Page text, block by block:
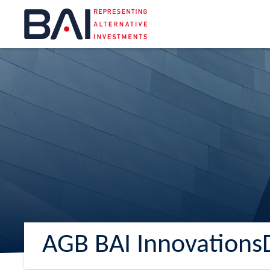
AGB BAI